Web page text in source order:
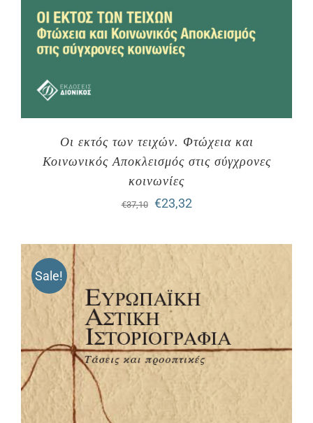
Οι εκτός των τειχών. Φτώχεια και
Κοινωνικός Αποκλεισμός στις σύγχρονες
κοινωνίες
€37,10
Original
was:
€37,10.
€23,32Η
είναι:
€23,32.
Sale!